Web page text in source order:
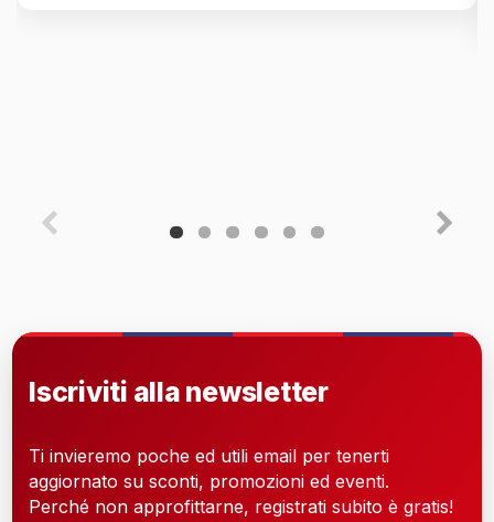
Iscriviti alla newsletter
Ti invieremo poche ed utili email per tenerti
aggiornato su sconti, promozioni ed eventi.
Perché non approfittarne, registrati subito è gratis!